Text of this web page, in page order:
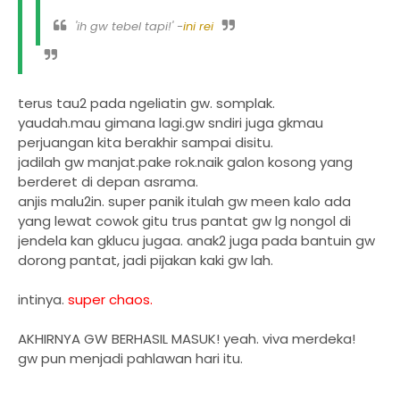
'ih gw tebel tapi!' -ini rei
terus tau2 pada ngeliatin gw. somplak.
yaudah.mau gimana lagi.gw sndiri juga gkmau
perjuangan kita berakhir sampai disitu.
jadilah gw manjat.pake rok.naik galon kosong yang
berderet di depan asrama.
anjis malu2in. super panik itulah gw meen kalo ada
yang lewat cowok gitu trus pantat gw lg nongol di
jendela kan gklucu jugaa. anak2 juga pada bantuin gw
dorong pantat, jadi pijakan kaki gw lah.
intinya. super chaos.
AKHIRNYA GW BERHASIL MASUK! yeah. viva merdeka!
gw pun menjadi pahlawan hari itu.